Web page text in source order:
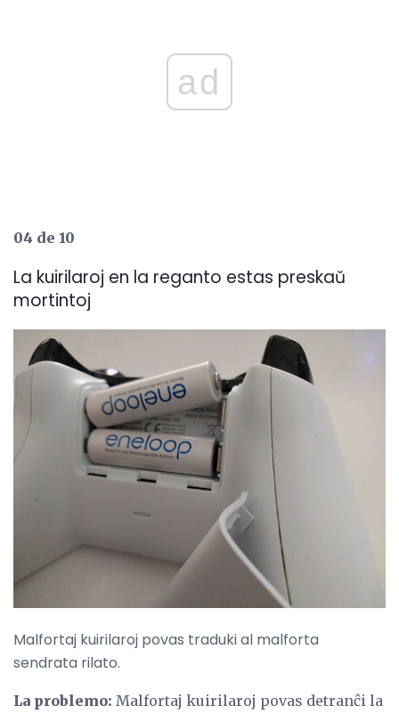
ad
04 de 10
La kuirilaroj en la reganto estas preskaŭ
mortintoj
Malfortaj kuirilaroj povas traduki al malforta
sendrata rilato.
La problemo: Malfortaj kuirilaroj povas detranĉi la